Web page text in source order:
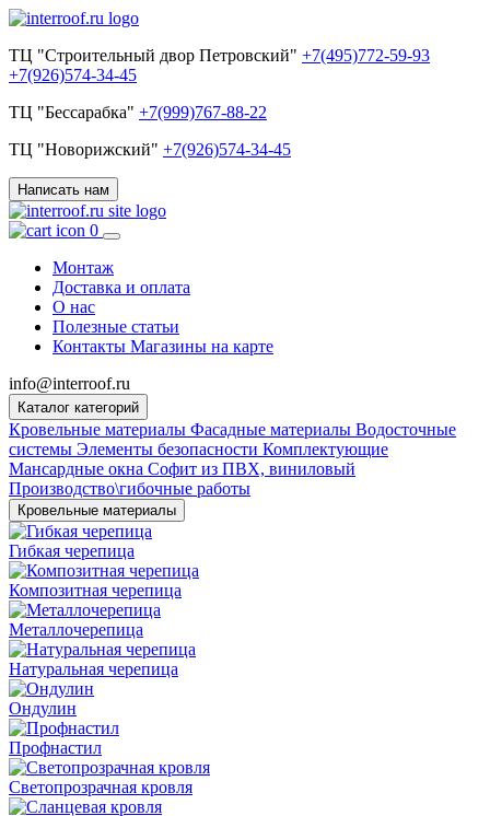
ТЦ "Строительный двор Петровский" +7(495)772-59-93
+7(926)574-34-45
ТЦ "Бессарабка" +7(999)767-88-22
ТЦ "Новорижский" +7(926)574-34-45
Написать нам
0
Монтаж
Доставка и оплата
О нас
Полезные статьи
Контакты Магазины на карте
info@interroof.ru
Каталог категорий
Кровельные материалы Фасадные материалы Водосточные
системы Элементы безопасности Комплектующие
Мансардные окна Софит из ПВХ, виниловый
Производство\гибочные работы
Кровельные материалы
Гибкая черепица
Композитная черепица
Металлочерепица
Натуральная черепица
Ондулин
Профнастил
Светопрозрачная кровля